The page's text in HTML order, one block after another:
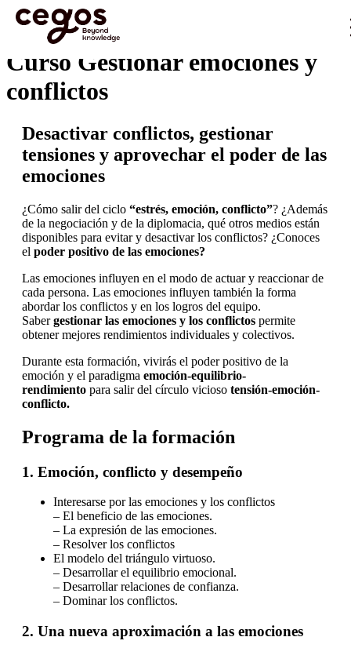
Skip to main content
Estás aquí:Inicio > Curso Gestionar emociones y conflictos
Curso Gestionar emociones y
conflictos
Desactivar conflictos, gestionar
tensiones y aprovechar el poder de las
emociones
¿Cómo salir del ciclo “estrés, emoción, conflicto”? ¿Además
de la negociación y de la diplomacia, qué otros medios están
disponibles para evitar y desactivar los conflictos? ¿Conoces
el poder positivo de las emociones?
Las emociones influyen en el modo de actuar y reaccionar de
cada persona. Las emociones influyen también la forma
abordar los conflictos y en los logros del equipo.
Sabergestionar las emociones y los conflictos permite
obtener mejores rendimientos individuales y colectivos.
Durante esta formación, vivirás el poder positivo de la
emoción y el paradigma emoción-equilibrio-
rendimiento para salir del círculo vicioso tensión-emoción-
conflicto.
Programa de la formación
1. Emoción, conflicto y desempeño
Interesarse por las emociones y los conflictos
– El beneficio de las emociones.
– La expresión de las emociones.
– Resolver los conflictos
El modelo del triángulo virtuoso.
– Desarrollar el equilibrio emocional.
– Desarrollar relaciones de confianza.
– Dominar los conflictos.
2. Una nueva aproximación a las emociones